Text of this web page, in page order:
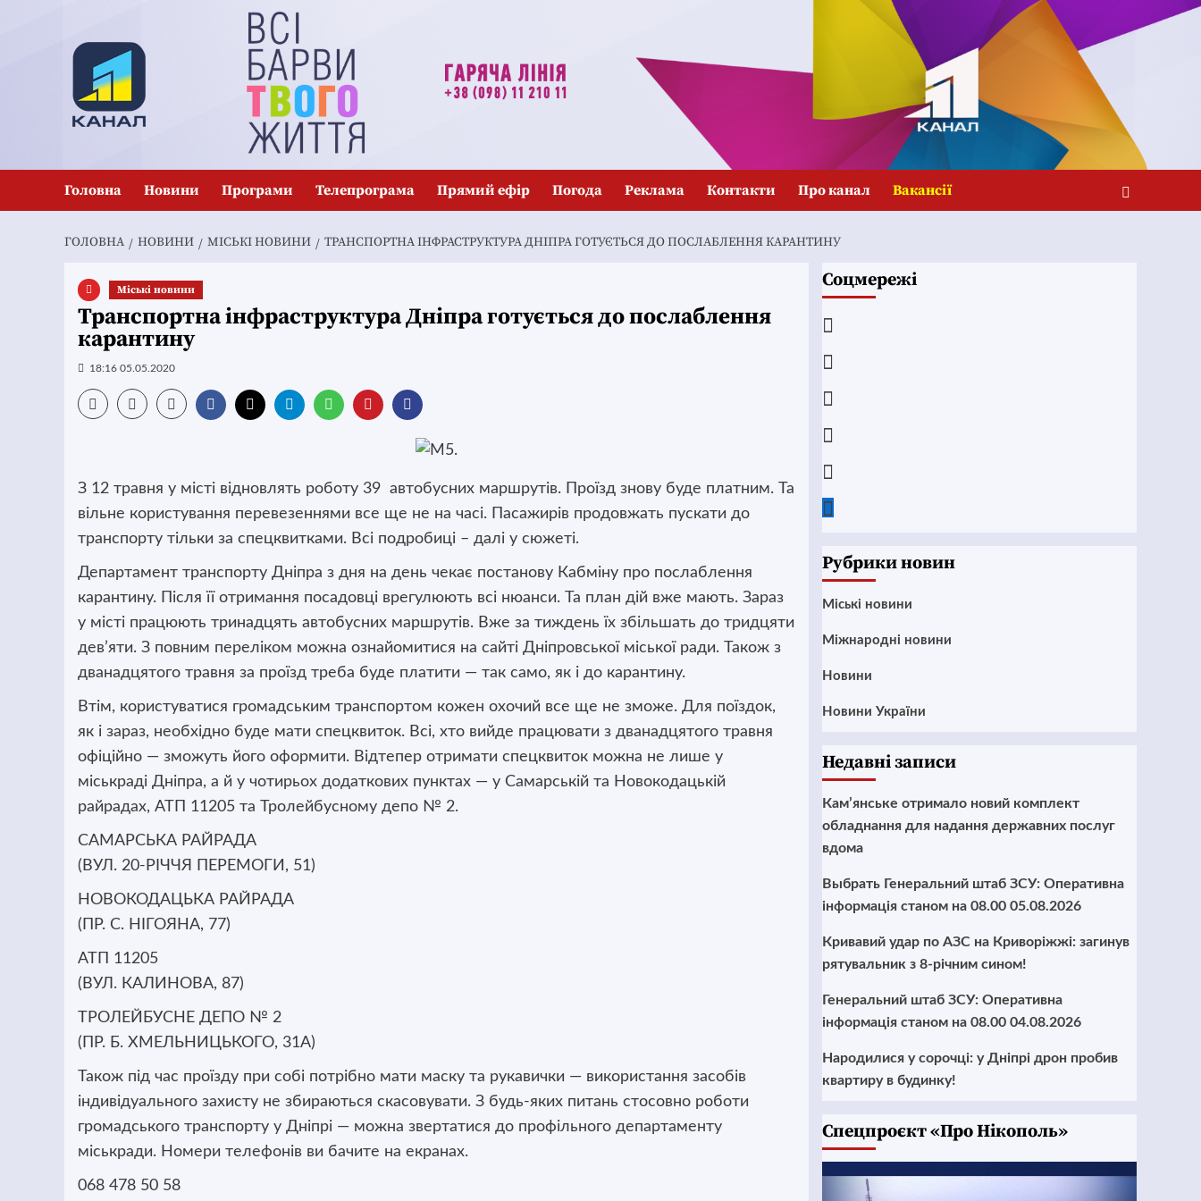
Головна Новини Програми Телепрограма Прямий ефір Погода Реклама Контакти Про канал Вакансії
ГОЛОВНА НОВИНИ MІСЬКІ НОВИНИ ТРАНСПОРТНА ІНФРАСТРУКТУРА ДНІПРА ГОТУЄТЬСЯ ДО ПОСЛАБЛЕННЯ КАРАНТИНУ
Mіські новини
Транспортна інфраструктура Дніпра готується до послаблення
карантину
18:16 05.05.2020
З 12 травня у місті відновлять роботу 39 автобусних маршрутів. Проїзд знову буде платним. Та
вільне користування перевезеннями все ще не на часі. Пасажирів продовжать пускати до
транспорту тільки за спецквитками. Всі подробиці – далі у сюжеті.
Департамент транспорту Дніпра з дня на день чекає постанову Кабміну про послаблення
карантину. Після її отримання посадовці врегулюють всі нюанси. Та план дій вже мають. Зараз
у місті працюють тринадцять автобусних маршрутів. Вже за тиждень їх збільшать до тридцяти
дев’яти. З повним переліком можна ознайомитися на сайті Дніпровської міської ради. Також з
дванадцятого травня за проїзд треба буде платити — так само, як і до карантину.
Втім, користуватися громадським транспортом кожен охочий все ще не зможе. Для поїздок,
як і зараз, необхідно буде мати спецквиток. Всі, хто вийде працювати з дванадцятого травня
офіційно — зможуть його оформити. Відтепер отримати спецквиток можна не лише у
міськраді Дніпра, а й у чотирьох додаткових пунктах — у Самарській та Новокодацькій
райрадах, АТП 11205 та Тролейбусному депо № 2.
САМАРСЬКА РАЙРАДА
(ВУЛ. 20-РІЧЧЯ ПЕРЕМОГИ, 51)
НОВОКОДАЦЬКА РАЙРАДА
(ПР. С. НІГОЯНА, 77)
АТП 11205
(ВУЛ. КАЛИНОВА, 87)
ТРОЛЕЙБУСНЕ ДЕПО № 2
(ПР. Б. ХМЕЛЬНИЦЬКОГО, 31А)
Також під час проїзду при собі потрібно мати маску та рукавички — використання засобів
індивідуального захисту не збираються скасовувати. З будь-яких питань стосовно роботи
громадського транспорту у Дніпрі — можна звертатися до профільного департаменту
міськради. Номери телефонів ви бачите на екранах.
068 478 50 58
Соцмережі
Рубрики новин
Mіські новини
Міжнародні новини
Новини
Новини України
Недавні записи
Кам’янське отримало новий комплект
обладнання для надання державних послуг
вдома
Выбрать Генеральний штаб ЗСУ: Оперативна
інформація станом на 08.00 05.08.2026
Кривавий удар по АЗС на Криворіжжі: загинув
рятувальник з 8-річним сином!
Генеральний штаб ЗСУ: Оперативна
інформація станом на 08.00 04.08.2026
Народилися у сорочці: у Дніпрі дрон пробив
квартиру в будинку!
Cпецпроєкт «Про Нікополь»